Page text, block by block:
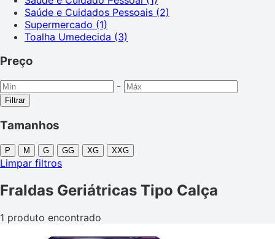
Saúde e Cuidados Pessoais (2)
Supermercado (1)
Toalha Umedecida (3)
Preço
-
Filtrar
Tamanhos
P M G GG XG XXG
Limpar filtros
Fraldas Geriátricas Tipo Calça
1 produto encontrado